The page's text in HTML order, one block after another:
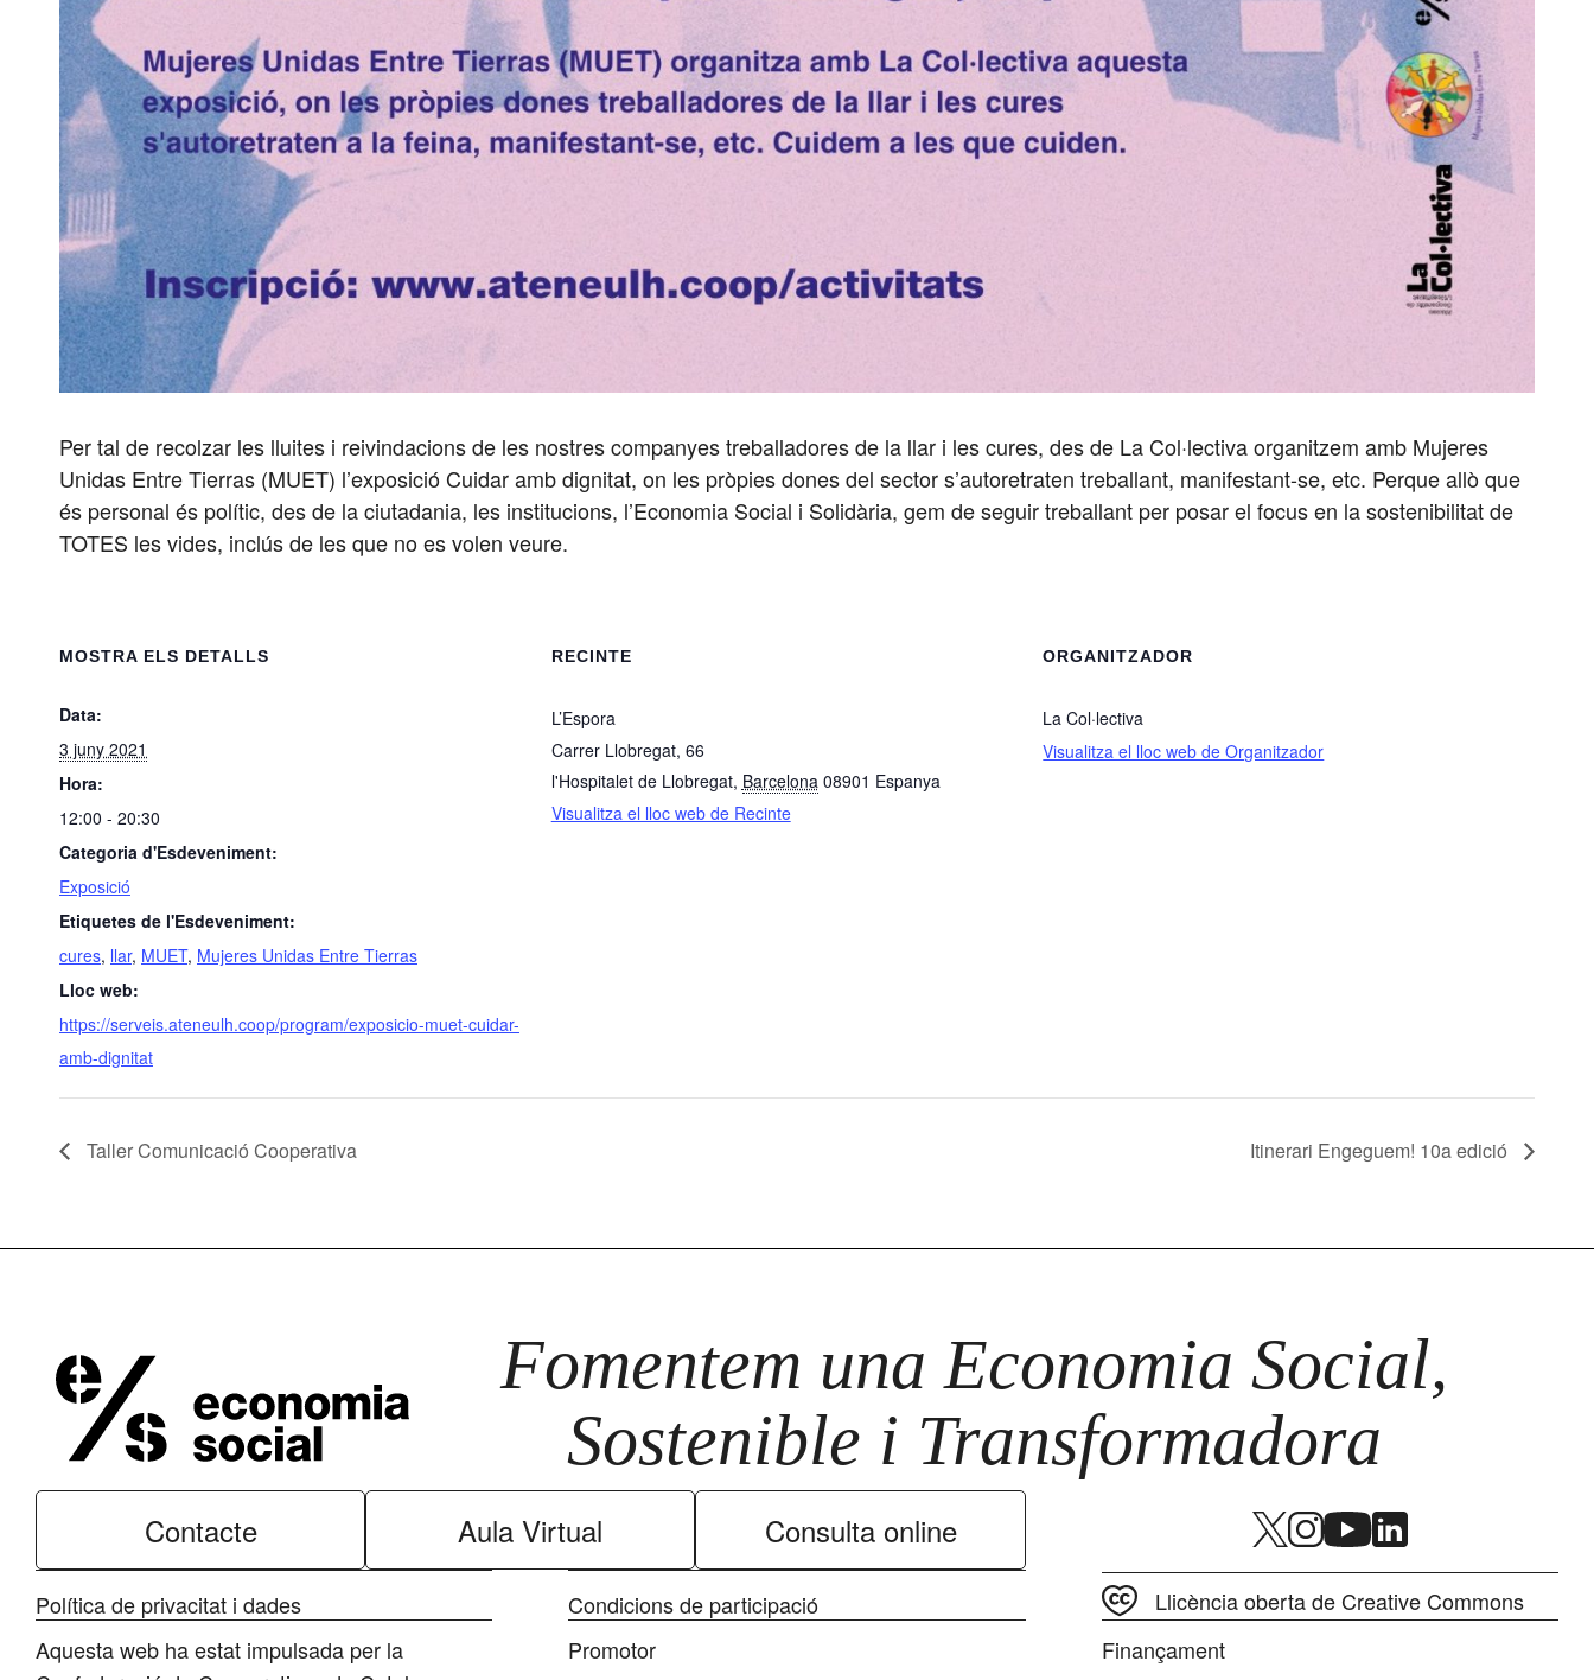
Per tal de recolzar les lluites i reivindacions de les nostres companyes treballadores de la llar i les cures, des de La Col·lectiva organitzem amb Mujeres
Unidas Entre Tierras (MUET) l’exposició Cuidar amb dignitat, on les pròpies dones del sector s’autoretraten treballant, manifestant-se, etc. Perque allò que
és personal és polític, des de la ciutadania, les institucions, l’Economia Social i Solidària, gem de seguir treballant per posar el focus en la sostenibilitat de
TOTES les vides, inclús de les que no es volen veure.
MOSTRA ELS DETALLS
Data:
3 juny 2021
Hora:
12:00 - 20:30
Categoria d'Esdeveniment:
Exposició
Etiquetes de l'Esdeveniment:
cures, llar, MUET, Mujeres Unidas Entre Tierras
Lloc web:
https://serveis.ateneulh.coop/program/exposicio-muet-cuidar-
amb-dignitat
RECINTE
L’Espora
Carrer Llobregat, 66
l'Hospitalet de Llobregat, Barcelona 08901 Espanya
Visualitza el lloc web de Recinte
ORGANITZADOR
La Col·lectiva
Visualitza el lloc web de Organitzador
Taller Comunicació Cooperativa Itinerari Engeguem! 10a edició
Fomentem una Economia Social,
Sostenible i Transformadora
Contacte Aula Virtual Consulta online
Política de privacitat i dades Condicions de participació
Llicència oberta de Creative Commons
Aquesta web ha estat impulsada per la
Promotor Finançament